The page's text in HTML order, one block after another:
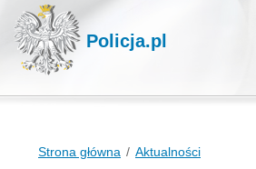
Policja.pl
Strona główna Aktualności